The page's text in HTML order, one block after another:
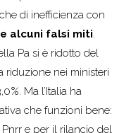
di inefficienza con
alcuni falsi miti.
Pa si è ridotto del
riduzione nei ministeri
Ma l’Italia ha
che funzioni bene:
e per il rilancio del